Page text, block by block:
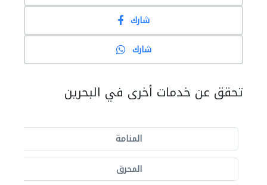
شارك
شارك
تحقق عن خدمات أخرى في البحرين
المنامة
المحرق